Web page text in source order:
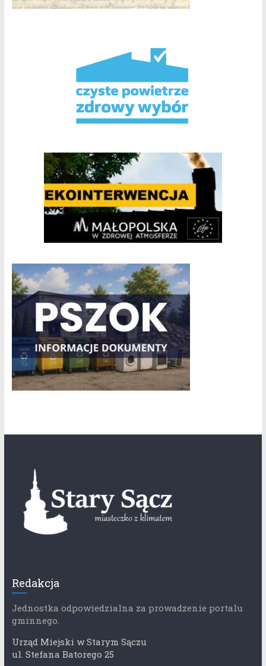
Redakcja
Jednostka odpowiedzialna za prowadzenie portalu
gminnego.
Urząd Miejski w Starym Sączu
ul. Stefana Batorego 25